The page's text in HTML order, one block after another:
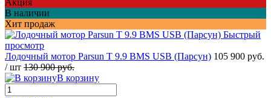
В наличии
Хит продаж
Быстрый
просмотр
Лодочный мотор Parsun T 9.9 BMS USB (Парсун) 105 900 руб.
/ шт 130 900 руб.
В корзину